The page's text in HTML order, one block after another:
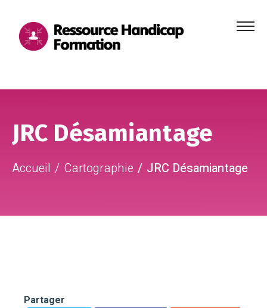
Menu
JRC Désamiantage
Accueil Cartographie JRC Désamiantage
Partager